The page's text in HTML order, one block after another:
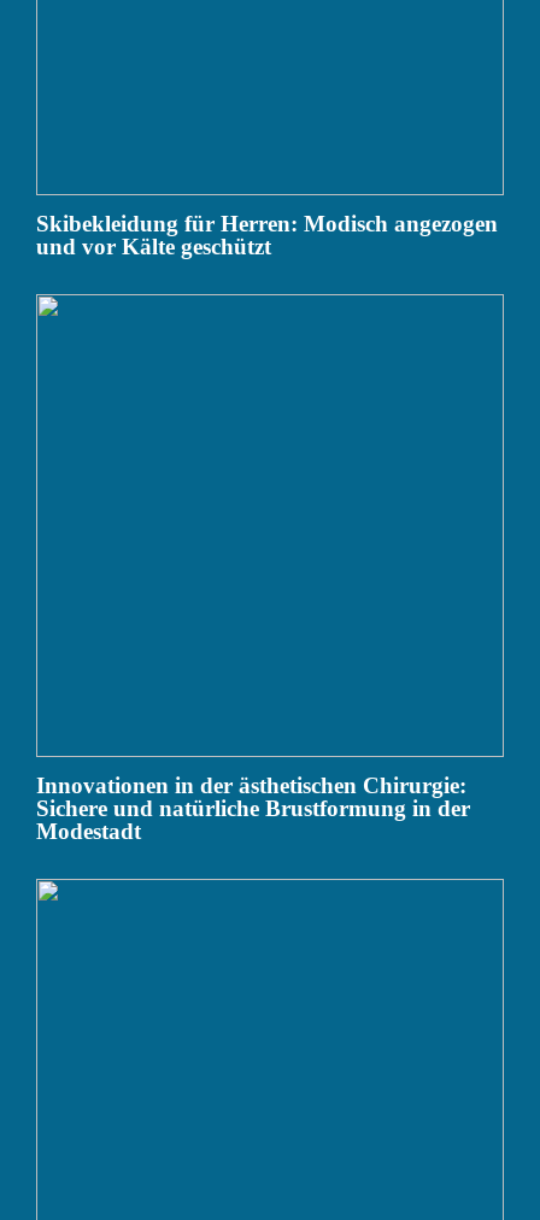
Skibekleidung für Herren: Modisch angezogen
und vor Kälte geschützt
Innovationen in der ästhetischen Chirurgie:
Sichere und natürliche Brustformung in der
Modestadt